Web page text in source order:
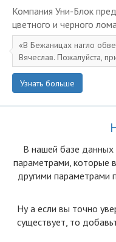
Компания Уни-Блок
цветного и черного
В Бежаницах нагло
Вячеслав. Пожалуйста,
Узнать больше
В нашей базе данных
параметрами, которые
другими параметрами
Ну а если вы точно
существует, то